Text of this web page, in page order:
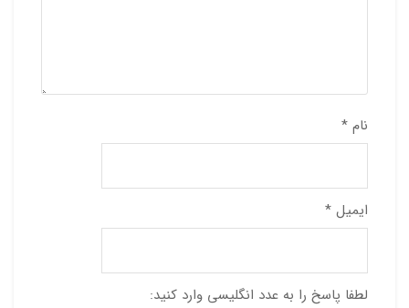
نام *
ایمیل *
لطفا پاسخ را به عدد انگلیسی وارد کنید: